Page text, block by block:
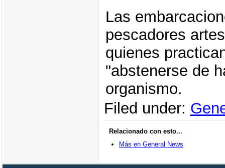
Las
pescadores
quienes
"abstenerse de
organismo.
Filed under:
Relacionado con esto...
Más en General News